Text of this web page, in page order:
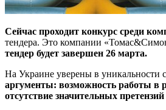
Сейчас проходит конкурс среди
тендера. Это компании
тендер будет завершен 26 марта.
На Украине уверены в уникальности
аргументы: возможность работы в
отсутствие значительных